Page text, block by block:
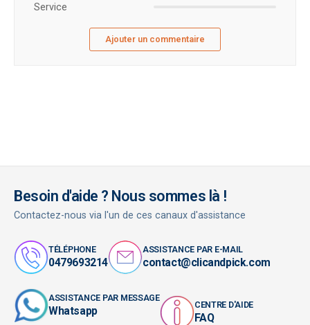
Service
Ajouter un commentaire
Besoin d'aide ? Nous sommes là !
Contactez-nous via l'un de ces canaux d'assistance
TÉLÉPHONE
0479693214
ASSISTANCE PAR E-MAIL
contact@clicandpick.com
ASSISTANCE PAR MESSAGE
Whatsapp CENTRE D'AIDE
FAQ